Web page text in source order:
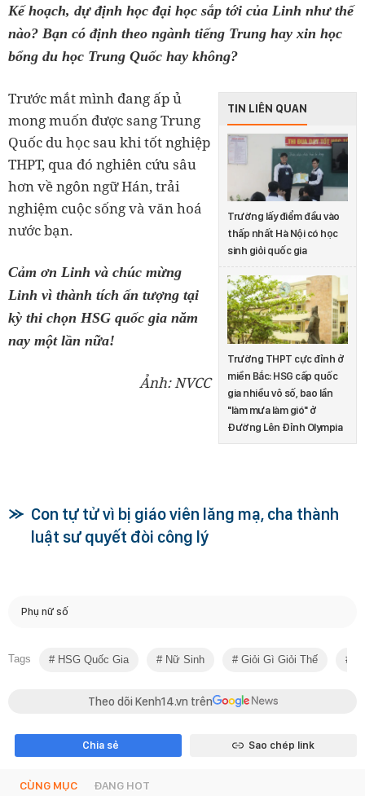
Kế hoạch, dự định học đại học sắp tới của Linh như thế
nào? Bạn có định theo ngành tiếng Trung hay xin học
bổng du học Trung Quốc hay không?
TIN LIÊN QUAN
Trường lấy điểm đầu vào
thấp nhất Hà Nội có học
sinh giỏi quốc gia
Trường THPT cực đỉnh ở
miền Bắc: HSG cấp quốc
gia nhiều vô số, bao lần
"làm mưa làm gió" ở
Đường Lên Đỉnh Olympia
Trước mắt mình đang ấp ủ
mong muốn được sang Trung
Quốc du học sau khi tốt nghiệp
THPT, qua đó nghiên cứu sâu
hơn về ngôn ngữ Hán, trải
nghiệm cuộc sống và văn hoá
nước bạn.
Cảm ơn Linh và chúc mừng
Linh vì thành tích ấn tượng tại
kỳ thi chọn HSG quốc gia năm
nay một lần nữa!
Ảnh: NVCC
Con tự tử vì bị giáo viên lăng mạ, cha thành
luật sư quyết đòi công lý
Phụ nữ số
Tags HSG Quốc Gia Nữ Sinh Giỏi Gì Giỏi Thế
Theo dõi Kenh14.vn trên
Chia sẻ Sao chép link
CÙNG MỤC ĐANG HOT